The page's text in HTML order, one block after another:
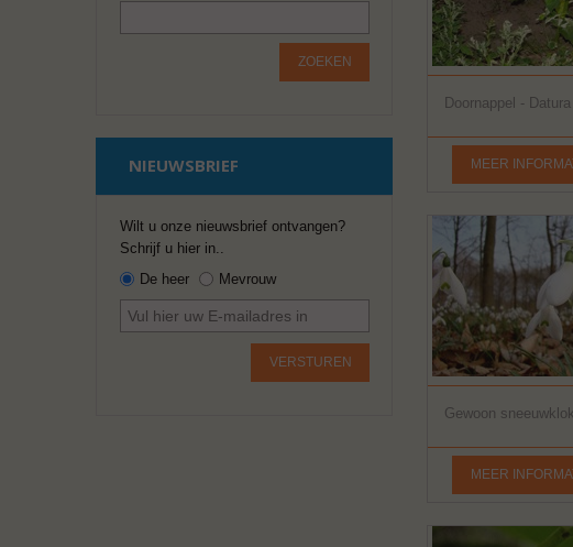
Doornappel -
MEER
Gewoon
MEER
ZOEKEN
NIEUWSBRIEF
Wilt u onze nieuwsbrief ontvangen?
Schrijf u hier in..
De heer
Mevrouw
VERSTUREN